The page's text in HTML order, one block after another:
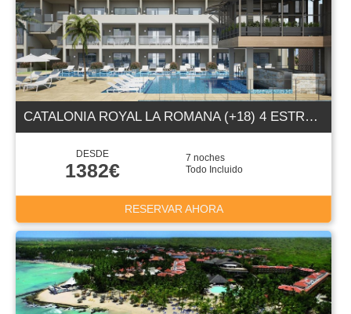
CATALONIA ROYAL LA ROMANA (+18) 4 ESTRELLAS
DESDE
1382€
7 noches
Todo Incluido
RESERVAR AHORA